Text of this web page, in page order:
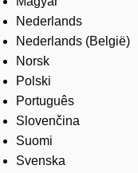
Nederlands
Nederlands (België)
Norsk
Polski
Português
Slovenčina
Suomi
Svenska